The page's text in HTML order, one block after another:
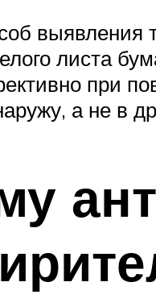
выявления
листа
при
а не в